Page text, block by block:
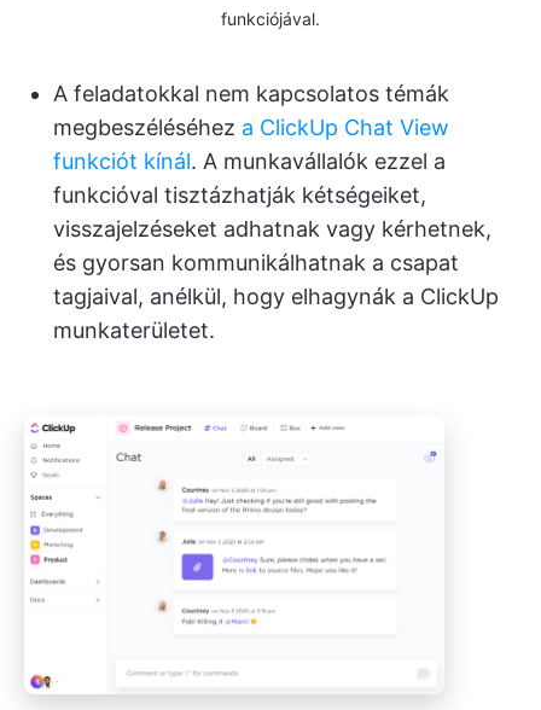
funkciójával.
A feladatokkal nem kapcsolatos témák
megbeszéléséhez a ClickUp Chat View
funkciót kínál. A munkavállalók ezzel a
funkcióval tisztázhatják kétségeiket,
visszajelzéseket adhatnak vagy kérhetnek,
és gyorsan kommunikálhatnak a csapat
tagjaival, anélkül, hogy elhagynák a ClickUp
munkaterületet.